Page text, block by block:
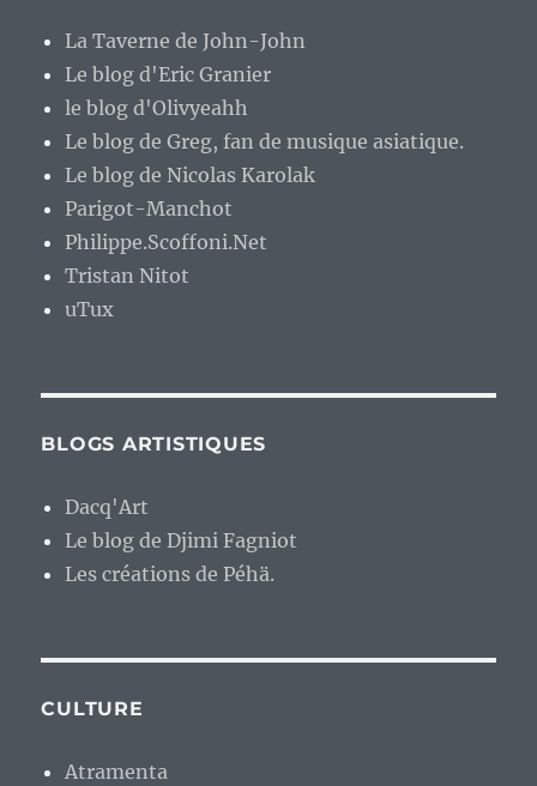
La Taverne de John-John
Le blog d'Eric Granier
le blog d'Olivyeahh
Le blog de Greg, fan de musique asiatique.
Le blog de Nicolas Karolak
Parigot-Manchot
Philippe.Scoffoni.Net
Tristan Nitot
uTux
BLOGS ARTISTIQUES
Dacq'Art
Le blog de Djimi Fagniot
Les créations de Péhä.
CULTURE
Atramenta